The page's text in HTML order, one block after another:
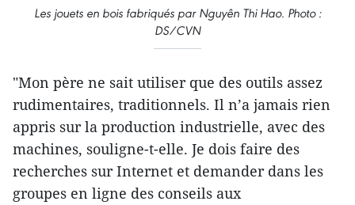
Les jouets en bois fabriqués par Nguyên Thi Hao. Photo :
DS/CVN
"Mon père ne sait utiliser que des outils assez
rudimentaires, traditionnels. Il n’a jamais rien
appris sur la production industrielle, avec des
machines, souligne-t-elle. Je dois faire des
recherches sur Internet et demander dans les
groupes en ligne des conseils aux